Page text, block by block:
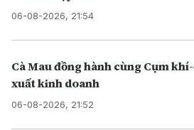
06-08-2026, 21:54
Cà Mau đồng hành cùng Cụm
xuất kinh doanh
06-08-2026, 21:52